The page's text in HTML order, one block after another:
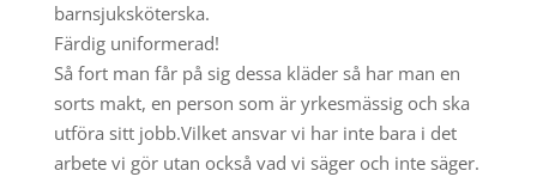
barnsjuksköterska.
Färdig uniformerad!
Så fort man får på sig dessa kläder så har man en
sorts makt, en person som är yrkesmässig och ska
utföra sitt jobb.Vilket ansvar vi har inte bara i det
arbete vi gör utan också vad vi säger och inte säger.